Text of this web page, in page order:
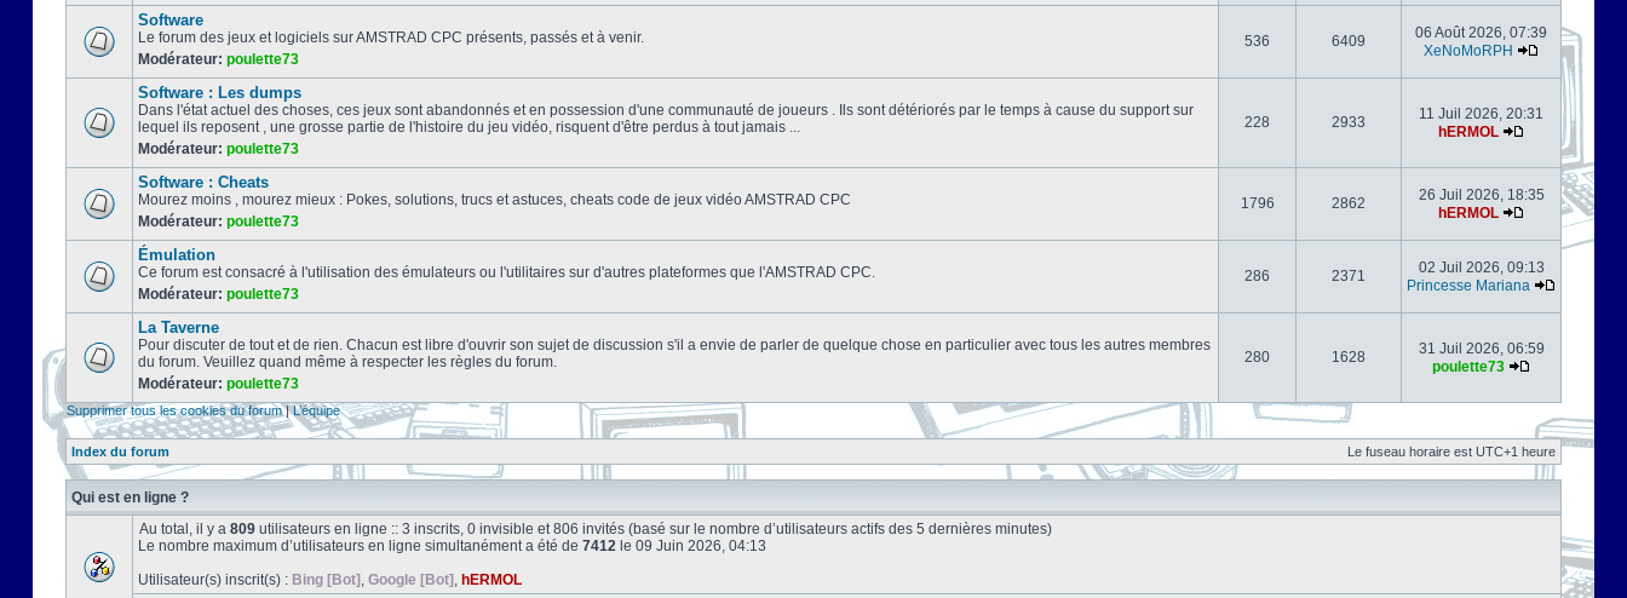
Software
Le forum des jeux et logiciels sur AMSTRAD CPC présents, passés et à venir.
Modérateur: poulette73
536 6409
06 Août 2026, 07:39
XeNoMoRPH
Software : Les dumps
Dans l'état actuel des choses, ces jeux sont abandonnés et en possession d'une communauté de joueurs . Ils sont détériorés par le temps à cause du support sur
lequel ils reposent , une grosse partie de l'histoire du jeu vidéo, risquent d'être perdus à tout jamais ...
Modérateur: poulette73
228 2933
11 Juil 2026, 20:31
hERMOL
Software : Cheats
Mourez moins , mourez mieux : Pokes, solutions, trucs et astuces, cheats code de jeux vidéo AMSTRAD CPC
Modérateur: poulette73
1796 2862
26 Juil 2026, 18:35
hERMOL
Émulation
Ce forum est consacré à l'utilisation des émulateurs ou l'utilitaires sur d'autres plateformes que l'AMSTRAD CPC.
Modérateur: poulette73
286 2371
02 Juil 2026, 09:13
Princesse Mariana
La Taverne
Pour discuter de tout et de rien. Chacun est libre d'ouvrir son sujet de discussion s'il a envie de parler de quelque chose en particulier avec tous les autres membres
du forum. Veuillez quand même à respecter les règles du forum.
Modérateur: poulette73
280 1628
31 Juil 2026, 06:59
poulette73
Supprimer tous les cookies du forum|L’équipe
Index du forum Le fuseau horaire est UTC+1 heure
Qui est en ligne ?
Au total, il y a 809 utilisateurs en ligne :: 3 inscrits, 0 invisible et 806 invités (basé sur le nombre d’utilisateurs actifs des 5 dernières minutes)
Le nombre maximum d’utilisateurs en ligne simultanément a été de 7412 le 09 Juin 2026, 04:13
Utilisateur(s) inscrit(s) : Bing [Bot] , Google [Bot] , hERMOL